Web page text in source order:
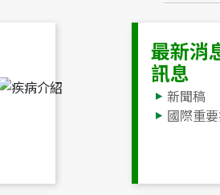
最新消
訊息
新聞稿
國際重